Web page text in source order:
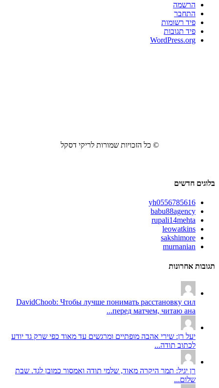
הרשמה
התחבר
פיד רשומות
פיד תגובות
WordPress.org
© כל הזכויות שמורות לריקי דסקל
בלוגים חדשים
yh0556785616
babu88agency
rupali14mehta
leowatkins
sakshimore
murnanian
תגובות אחרונות
DavidChoob: Чтобы лучше понимать расстановку сил
перед матчем, читаю ана...
יעל רן: שירי אהבה מופתיים ומרגשים עד מאוד כפי שרק גד יודע
לכתוב תודה...
רן יגיל: תמר היקרה מאוד, שלמי תודה ואמסור כמובן לגד. שבת
שלום...